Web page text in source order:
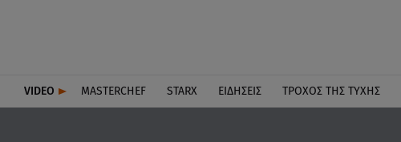
VIDEO MASTERCHEF STARX ΕΙΔΉΣΕΙΣ ΤΡΟΧΌΣ ΤΗΣ ΤΎΧΗΣ